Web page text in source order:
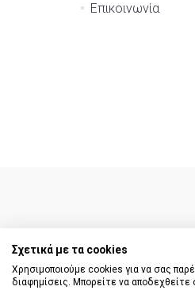
Επικοινωνία
Σχετικά με τα cookies
Χρησιμοποιούμε cookies για να σας
διαφημίσεις. Μπορείτε να